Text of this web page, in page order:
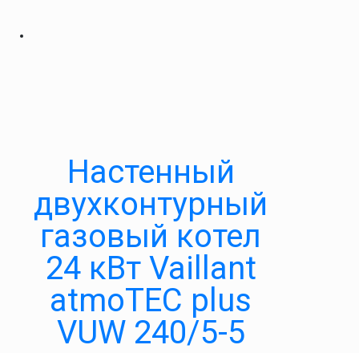
Настенный
двухконтурный
газовый котел
24 кВт Vaillant
atmoTEC plus
VUW 240/5-5